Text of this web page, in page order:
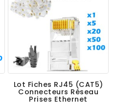
Lot Fiches RJ45 (CAT5)
Connecteurs Réseau
Prises Ethernet